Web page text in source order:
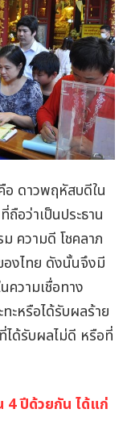
อ ดาวพฤหัสบดีใน
อว่าเป็นประธาน
ความดี โชคลาภ
องไทย ดังนั้นจึงมี
ความเชื่อทาง
ะหรือได้รับผลร้าย
ได้รับผลไม่ดี หรือที่
4 ปีด้วยกัน ได้แก่